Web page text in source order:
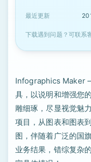
最近更新
下载遇到问题？可联系
Infographics Maker
具，以说明和增强您
雕细琢，尽显视觉魅
项目，从图表和图表
图，伴随着广泛的国
业务结果，错综复杂